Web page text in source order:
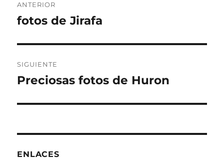
de
ANTERIOR
Entrada
fotos de Jirafa
SIGUIENTE
Entrada
Preciosas fotos de Huron
ENLACES